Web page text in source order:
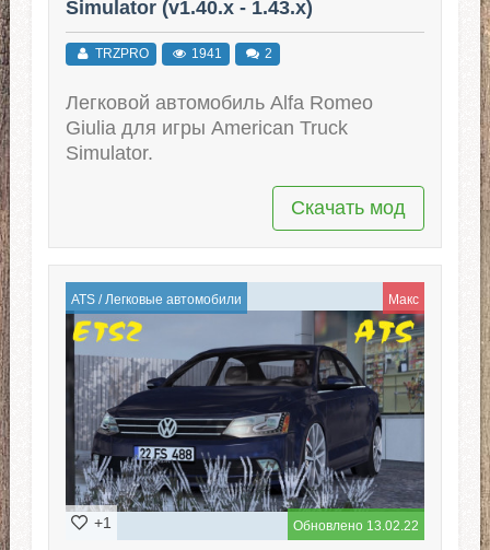
Simulator (v1.40.x - 1.43.x)
TRZPRO 1941 2
Легковой автомобиль Alfa Romeo
Giulia для игры American Truck
Simulator.
Скачать мод
ATS/ Легковые автомобили Макс
Обновлено 13.02.22
+1